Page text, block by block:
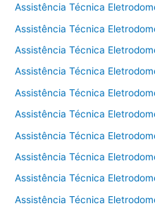
Assistência Técnica
Assistência Técnica
Assistência Técnica
Assistência Técnica
Assistência Técnica
Assistência Técnica
Assistência Técnica
Assistência Técnica
Assistência Técnica
Assistência Técnica